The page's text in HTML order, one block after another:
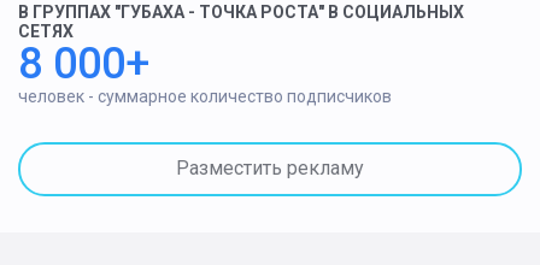
В ГРУППАХ "ГУБАХА - ТОЧКА РОСТА" В СОЦИАЛЬНЫХ
СЕТЯХ
8 000+
человек - суммарное количество подписчиков
Разместить рекламу